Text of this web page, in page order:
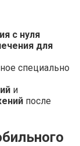
с нуля
для
специально
и
после